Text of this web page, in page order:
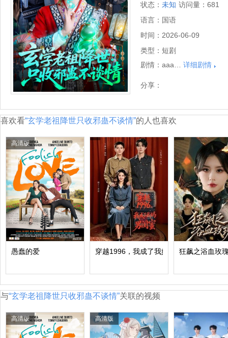
状态： 未知 访问量： 681
语言： 国语
时间： 2026-06-09
类型： 短剧
剧情： aaa… 详细剧情
分享：
喜欢看“玄学老祖降世只收邪蛊不谈情”的人也喜欢
愚蠢的爱
高清版
穿越1996，我成了我妈男闺蜜狂飙之浴血玫
与“玄学老祖降世只收邪蛊不谈情”关联的视频
高清版 高清版